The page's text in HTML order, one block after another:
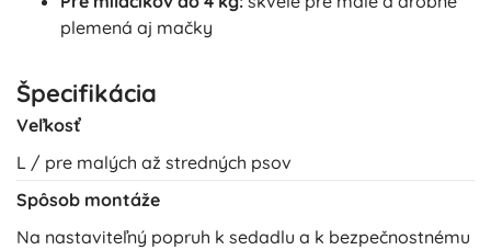
plemená aj mačky
Špecifikácia
Veľkosť
L / pre malých až stredných psov
Spôsob montáže
Na nastaviteľný popruh k sedadlu a k bezpečnostnému